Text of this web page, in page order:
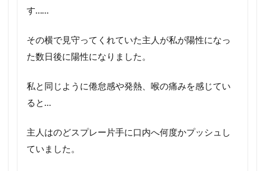
す……
その横で見守ってくれていた主人が私が陽性になっ
た数日後に陽性になりました。
私と同じように倦怠感や発熱、喉の痛みを感じてい
ると…
主人はのどスプレー片手に口内へ何度かプッシュし
ていました。